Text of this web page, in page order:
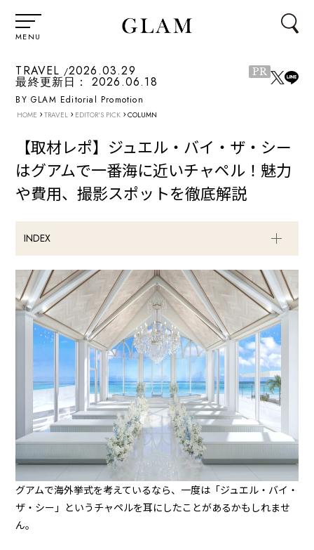
MENU
TRAVEL 2026.03.29
最終更新日： 2026.06.18
PR
BY GLAM Editorial Promotion
HOME › TRAVEL › EDITOR'S PICK › COLUMN
【取材レポ】ジュエル・バイ・ザ・シー
はグアムで一番海に近いチャペル！魅力
や費用、撮影スポットを徹底解説
INDEX
グアムで海外挙式を考えているなら、一度は「ジュエル・バイ・
ザ・シー」というチャペルを耳にしたことがあるかもしれませ
ん。